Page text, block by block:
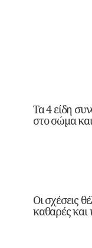
Τα 4 είδη
στο σώμα
Οι σχέσεις
καθαρές και